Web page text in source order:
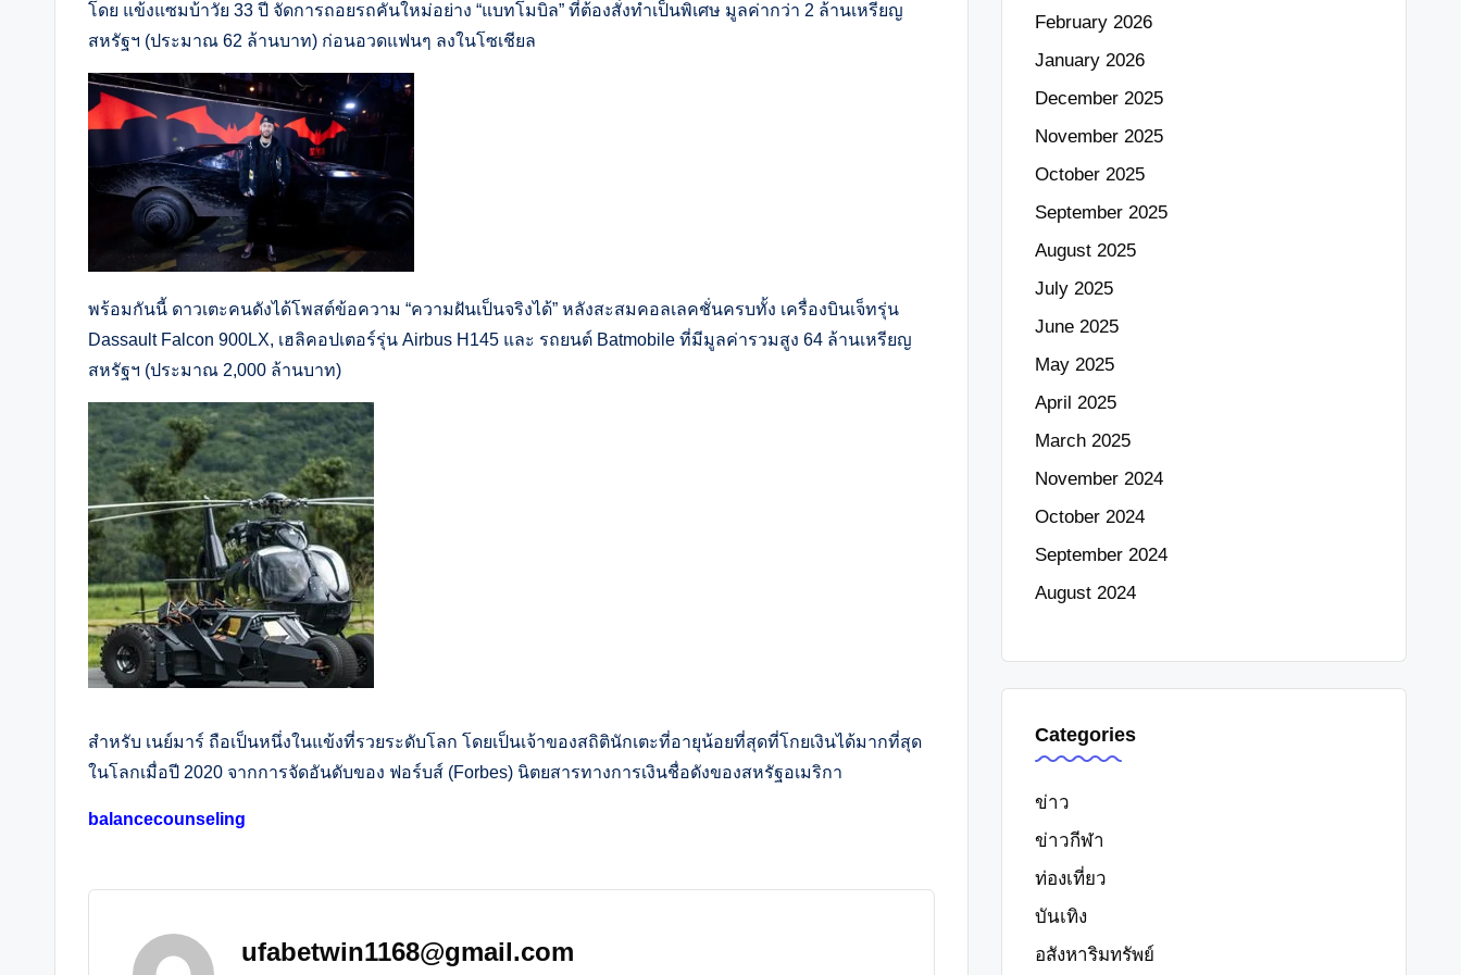
โดย แข้งแซมบ้าวัย 33 ปี จัดการถอยรถคันใหม่อย่าง “แบทโมบิล” ที่ต้องสั่งทำเป็นพิเศษ มูลค่ากว่า 2 ล้านเหรียญ
สหรัฐฯ (ประมาณ 62 ล้านบาท) ก่อนอวดแฟนๆ ลงในโซเชียล
พร้อมกันนี้ ดาวเตะคนดังได้โพสต์ข้อความ “ความฝันเป็นจริงได้” หลังสะสมคอลเลคชั่นครบทั้ง เครื่องบินเจ็ทรุ่น
Dassault Falcon 900LX, เฮลิคอปเตอร์รุ่น Airbus H145 และ รถยนต์ Batmobile ที่มีมูลค่ารวมสูง 64 ล้านเหรียญ
สหรัฐฯ (ประมาณ 2,000 ล้านบาท)
สำหรับ เนย์มาร์ ถือเป็นหนึ่งในแข้งที่รวยระดับโลก โดยเป็นเจ้าของสถิตินักเตะที่อายุน้อยที่สุดที่โกยเงินได้มากที่สุด
ในโลกเมื่อปี 2020 จากการจัดอันดับของ ฟอร์บส์ (Forbes) นิตยสารทางการเงินชื่อดังของสหรัฐอเมริกา
balancecounseling
ufabetwin1168@gmail.com
February 2026
January 2026
December 2025
November 2025
October 2025
September 2025
August 2025
July 2025
June 2025
May 2025
April 2025
March 2025
November 2024
October 2024
September 2024
August 2024
Categories
ข่าว
ข่าวกีฬา
ท่องเที่ยว
บันเทิง
อสังหาริมทรัพย์